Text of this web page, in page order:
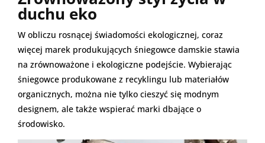
duchu eko
W obliczu rosnącej świadomości ekologicznej, coraz
więcej marek produkujących śniegowce damskie stawia
na zrównoważone i ekologiczne podejście. Wybierając
śniegowce produkowane z recyklingu lub materiałów
organicznych, można nie tylko cieszyć się modnym
designem, ale także wspierać marki dbające o
środowisko.